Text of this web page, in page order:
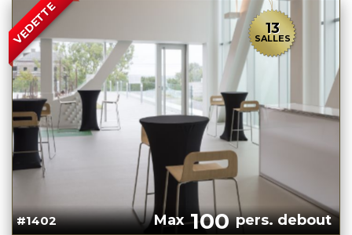
VEDETTE 13
SALLES
#1402 Max100pers. debout